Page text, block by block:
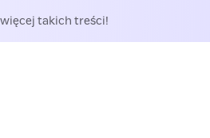
takich treści!